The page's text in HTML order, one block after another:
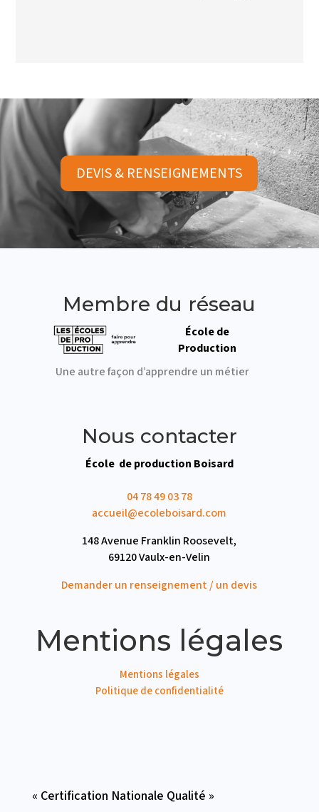
DEVIS & RENSEIGNEMENTS
Membre du réseau
École de
Production
Une autre façon d’apprendre un métier
Nous contacter
École de production Boisard
04 78 49 03 78
accueil
ecoleboisard.com
148 Avenue Franklin Roosevelt,
69120 Vaulx-en-Velin
Demander un renseignement / un devis
Mentions légales
Mentions légales
Politique de confidentialité
« Certification Nationale Qualité »